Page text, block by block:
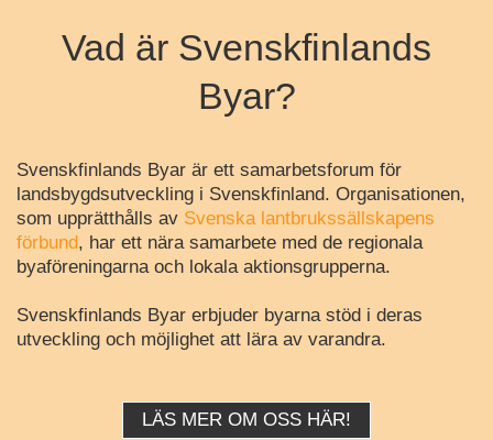
Vad är Svenskfinlands
Byar?
Svenskfinlands Byar är ett samarbetsforum för
landsbygdsutveckling i Svenskfinland. Organisationen,
som upprätthålls av Svenska lantbrukssällskapens
förbund, har ett nära samarbete med de regionala
byaföreningarna och lokala aktionsgrupperna.
Svenskfinlands Byar erbjuder byarna stöd i deras
utveckling och möjlighet att lära av varandra.
LÄS MER OM OSS HÄR!